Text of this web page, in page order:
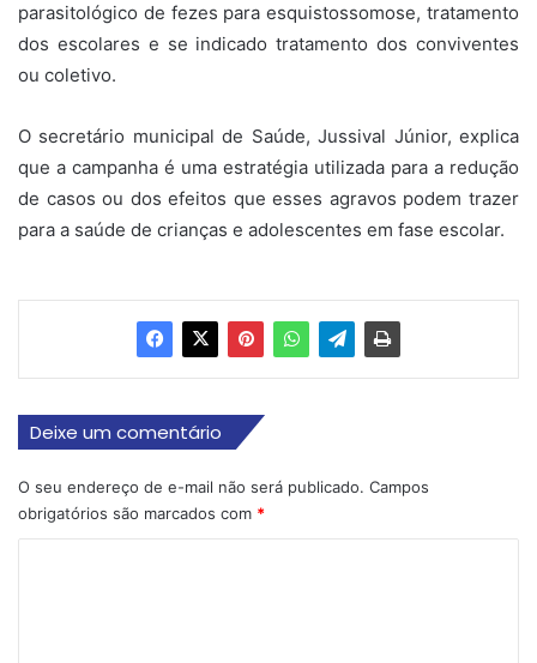
parasitológico de fezes para esquistossomose, tratamento
dos escolares e se indicado tratamento dos conviventes
ou coletivo.
O secretário municipal de Saúde, Jussival Júnior, explica
que a campanha é uma estratégia utilizada para a redução
de casos ou dos efeitos que esses agravos podem trazer
para a saúde de crianças e adolescentes em fase escolar.
Deixe um comentário
O seu endereço de e-mail não será publicado. Campos
obrigatórios são marcados com *